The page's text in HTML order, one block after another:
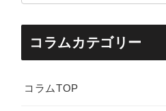
コラムカテゴリー
コラムTOP